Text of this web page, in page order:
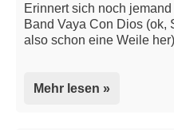
Erinnert sich noch
Band Vaya Con Dios
also schon eine Weile
Mehr lesen »